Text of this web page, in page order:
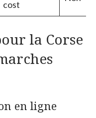
cost
la Corse
en ligne